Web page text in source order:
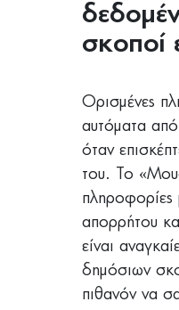
σκοποί
Ορισμένες
αυτόματα
όταν
του. Το
πληροφορίες
απορρήτου
είναι
δημόσιων
πιθανόν να